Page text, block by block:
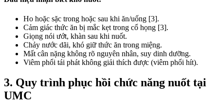
Ho hoặc sặc trong hoặc sau khi ăn/uống [3].
Cảm giác thức ăn bị mắc kẹt trong cổ họng [3].
Giọng nói ướt, khàn sau khi nuốt.
Chảy nước dãi, khó giữ thức ăn trong miệng.
Mất cân nặng không rõ nguyên nhân, suy dinh dưỡng.
Viêm phổi tái phát không giải thích được (viêm phổi hít).
3. Quy trình phục hồi chức năng nuốt tại
UMC